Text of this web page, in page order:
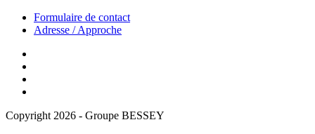
Formulaire de contact
Adresse / Approche
Copyright 2026 - Groupe BESSEY